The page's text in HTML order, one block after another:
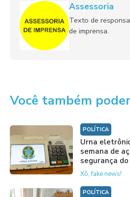
Assessoria
Texto de
de imprensa.
Você também
POLÍTICA
Urna
semana de
segurança
Xô, fake news!
POLÍTICA